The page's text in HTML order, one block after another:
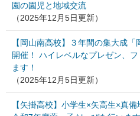
園の園児と地域交流
（2025年12月5日更新）
【岡山南高校】３年間の集大成
開催！ ハイレベルなプレゼン、
ます！
（2025年12月5日更新）
【矢掛高校】小学生×矢高生×真